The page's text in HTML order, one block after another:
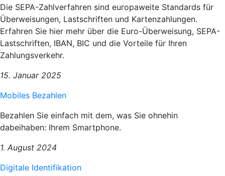
Die SEPA-Zahlverfahren sind europaweite Standards für
Überweisungen, Lastschriften und Kartenzahlungen.
Erfahren Sie hier mehr über die Euro-Überweisung, SEPA-
Lastschriften, IBAN, BIC und die Vorteile für Ihren
Zahlungsverkehr.
15. Januar 2025
Mobiles Bezahlen
Bezahlen Sie einfach mit dem, was Sie ohnehin
dabeihaben: Ihrem Smartphone.
1. August 2024
Digitale Identifikation